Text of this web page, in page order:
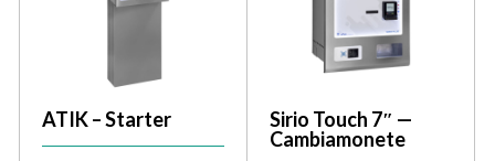
ATIK – Starter
Sirio Touch 7″ —
Cambiamonete